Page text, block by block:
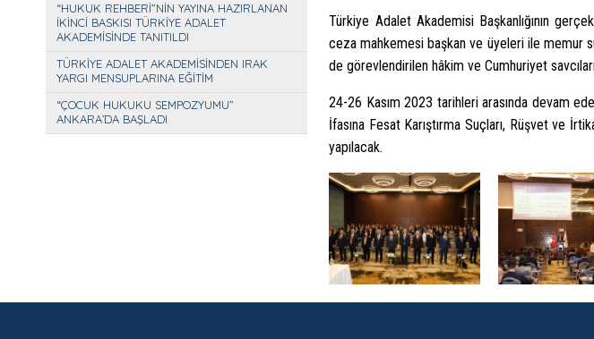
“HUKUK REHBERİ”NİN YAYINA HAZIRLANAN
İKİNCİ BASKISI TÜRKİYE ADALET
AKADEMİSİNDE TANITILDI
TÜRKİYE ADALET AKADEMİSİNDEN IRAK
YARGI MENSUPLARINA EĞİTİM
“ÇOCUK HUKUKU SEMPOZYUMU”
ANKARA’DA BAŞLADI
Türkiye Adalet Akademisi Başkanlığının
ceza mahkemesi başkan ve üyeleri ile memur
de görevlendirilen hâkim ve Cumhuriyet
24-26 Kasım 2023 tarihleri arasında devam
İfasına Fesat Karıştırma Suçları, Rüşvet ve
yapılacak.